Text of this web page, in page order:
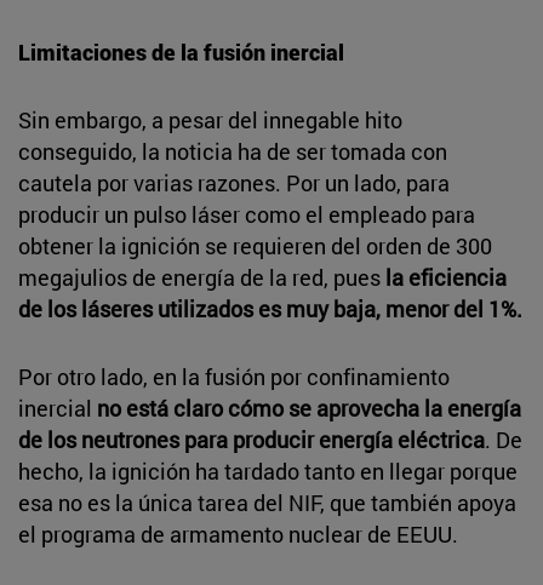
Limitaciones de la fusión inercial
Sin embargo, a pesar del innegable hito
conseguido, la noticia ha de ser tomada con
cautela por varias razones. Por un lado, para
producir un pulso láser como el empleado para
obtener la ignición se requieren del orden de 300
megajulios de energía de la red, pues la eficiencia
de los láseres utilizados es muy baja, menor del 1%.
Por otro lado, en la fusión por confinamiento
inercial no está claro cómo se aprovecha la energía
de los neutrones para producir energía eléctrica. De
hecho, la ignición ha tardado tanto en llegar porque
esa no es la única tarea del NIF, que también apoya
el programa de armamento nuclear de EEUU.